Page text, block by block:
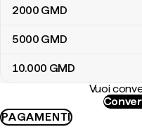
2000 GMD
5000 GMD
10.000 GMD
Vuoi
PAGAMENTI